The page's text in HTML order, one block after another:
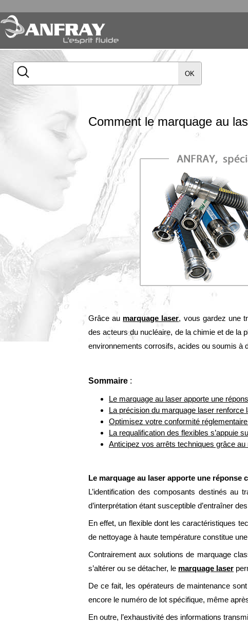
OK
Comment le marquage au
Grâce au marquage laser, vous gardez une
des acteurs du nucléaire, de la chimie et de la
environnements corrosifs, acides ou soumis à
Sommaire :
Le marquage au laser apporte une
La précision du marquage laser renforce
Optimisez votre conformité
La requalification des flexibles s’appuie
Anticipez vos arrêts techniques grâce au
Le marquage au laser apporte une réponse
L’identification des composants destinés
d’interprétation étant susceptible d’entraîner
En effet, un flexible dont les caractéristiques
de nettoyage à haute température constitue
Contrairement aux solutions de marquage
s’altérer ou se détacher, le marquage laser
De ce fait, les opérateurs de maintenance
encore le numéro de lot spécifique, même
En outre, l’exhaustivité des informations